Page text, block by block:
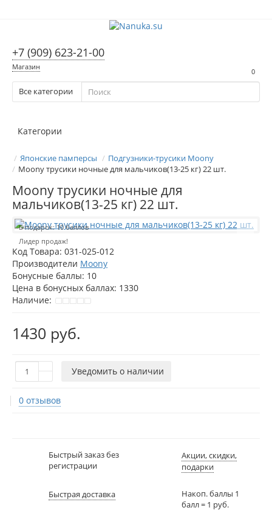
+7 (909) 623-21-00
Магазин
0
Все категории
Категории
Японские памперсы
Подгузники-трусики Moony
Moony трусики ночные для мальчиков(13-25 кг) 22 шт.
Moony трусики ночные для
мальчиков(13-25 кг) 22 шт.
В подарок: 10 баллов
Лидер продаж!
Код Товара: 031-025-012
Производители Moony
Бонусные баллы: 10
Цена в бонусных баллах: 1330
Наличие:
1430 руб.
Уведомить о наличии
0 отзывов
Быстрый заказ без
регистрации
Акции, скидки,
подарки
Быстрая доставка
Накоп. баллы 1
балл = 1 руб.